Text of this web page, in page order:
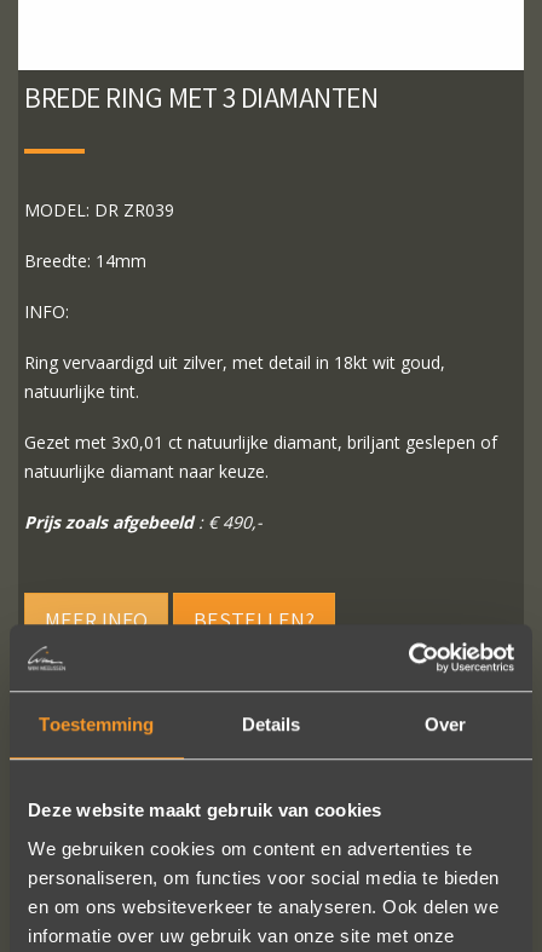
Toestemming Details Over
Deze website maakt gebruik van cookies
We gebruiken cookies om content en advertenties te
personaliseren, om functies voor social media te bieden
en om ons websiteverkeer te analyseren. Ook delen we
informatie over uw gebruik van onze site met onze
BREDE RING MET 3 DIAMANTEN
MODEL: DR ZR039
Breedte: 14mm
INFO:
Ring vervaardigd uit zilver, met detail in 18kt wit goud,
natuurlijke tint.
Gezet met 3x0,01 ct natuurlijke diamant, briljant geslepen of
natuurlijke diamant naar keuze.
Prijs zoals afgebeeld: € 490,-
MEER INFO BESTELLEN?
VOLG ONS OP SOCIALE MEDIA